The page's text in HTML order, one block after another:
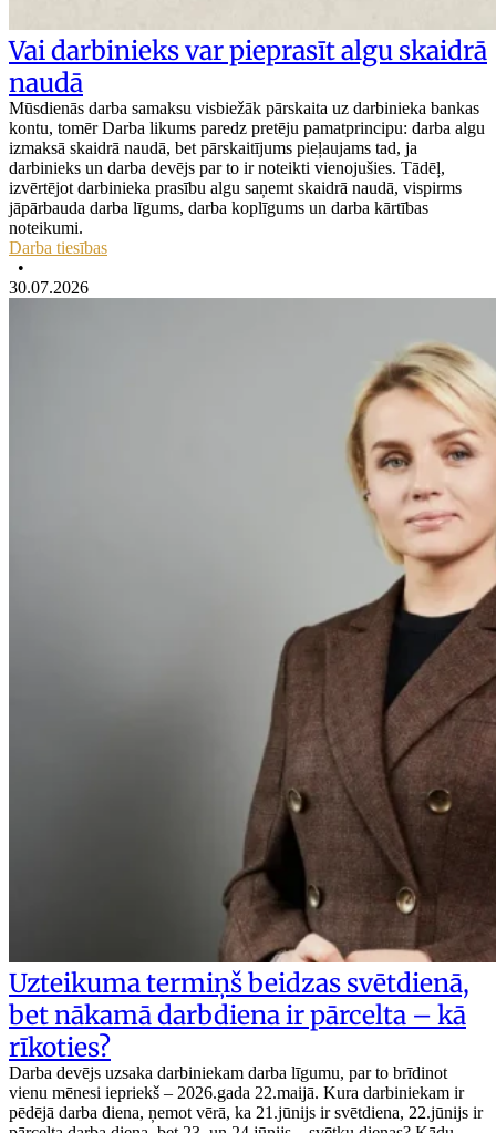
Vai darbinieks var pieprasīt algu skaidrā
naudā
Mūsdienās darba samaksu visbiežāk pārskaita uz darbinieka bankas
kontu, tomēr Darba likums paredz pretēju pamatprincipu: darba algu
izmaksā skaidrā naudā, bet pārskaitījums pieļaujams tad, ja
darbinieks un darba devējs par to ir noteikti vienojušies. Tādēļ,
izvērtējot darbinieka prasību algu saņemt skaidrā naudā, vispirms
jāpārbauda darba līgums, darba koplīgums un darba kārtības
noteikumi.
Darba tiesības
•
30.07.2026
Uzteikuma termiņš beidzas svētdienā,
bet nākamā darbdiena ir pārcelta – kā
rīkoties?
Darba devējs uzsaka darbiniekam darba līgumu, par to brīdinot
vienu mēnesi iepriekš – 2026.gada 22.maijā. Kura darbiniekam ir
pēdējā darba diena, ņemot vērā, ka 21.jūnijs ir svētdiena, 22.jūnijs ir